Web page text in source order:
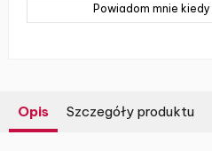
Opis Szczegóły produktu